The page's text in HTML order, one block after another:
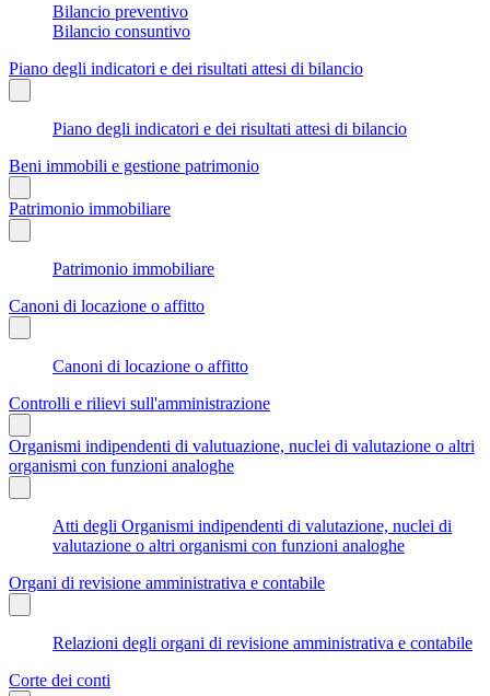
Bilancio preventivo
Bilancio consuntivo
Piano degli indicatori e dei risultati attesi di bilancio
Piano degli indicatori e dei risultati attesi di bilancio
Beni immobili e gestione patrimonio
Patrimonio immobiliare
Patrimonio immobiliare
Canoni di locazione o affitto
Canoni di locazione o affitto
Controlli e rilievi sull'amministrazione
Organismi indipendenti di valutuazione, nuclei di valutazione o altri
organismi con funzioni analoghe
Atti degli Organismi indipendenti di valutazione, nuclei di
valutazione o altri organismi con funzioni analoghe
Organi di revisione amministrativa e contabile
Relazioni degli organi di revisione amministrativa e contabile
Corte dei conti